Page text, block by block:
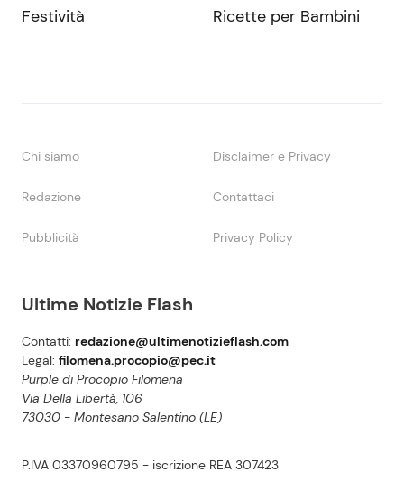
Ultime Notizie Flash
Contatti: redazione@ultimenotizieflash.com
Legal: filomena.procopio@pec.it
Purple di Procopio Filomena
Via Della Libertà, 106
73030 - Montesano Salentino (LE)
P.IVA 03370960795 - iscrizione REA 307423
Festività Ricette per Bambini
Chi siamo Disclaimer e Privacy
Redazione Contattaci
Pubblicità Privacy Policy